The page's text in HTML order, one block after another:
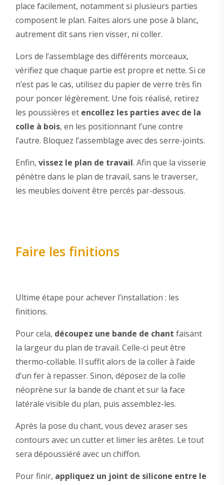
place facilement, notamment si plusieurs parties
composent le plan. Faites alors une pose à blanc,
autrement dit sans rien visser, ni coller.
Lors de l’assemblage des différents morceaux,
vérifiez que chaque partie est propre et nette. Si ce
n’est pas le cas, utilisez du papier de verre très fin
pour poncer légèrement. Une fois réalisé, retirez
les poussières et encollez les parties avec de la
colle à bois, en les positionnant l’une contre
l’autre. Bloquez l’assemblage avec des serre-joints.
Enfin, vissez le plan de travail. Afin que la visserie
pénètre dans le plan de travail, sans le traverser,
les meubles doivent être percés par-dessous.
Faire les finitions
Ultime étape pour achever l’installation : les
finitions.
Pour cela, découpez une bande de chant faisant
la largeur du plan de travail. Celle-ci peut être
thermo-collable. Il suffit alors de la coller à l’aide
d’un fer à repasser. Sinon, déposez de la colle
néoprène sur la bande de chant et sur la face
latérale visible du plan, puis assemblez-les.
Après la pose du chant, vous devez araser ses
contours avec un cutter et limer les arêtes. Le tout
sera dépoussiéré avec un chiffon.
Pour finir, appliquez un joint de silicone entre le